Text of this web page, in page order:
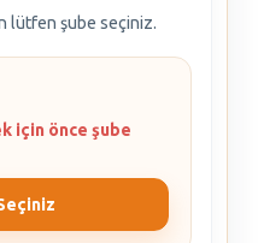
lütfen şube seçiniz.
için önce şube